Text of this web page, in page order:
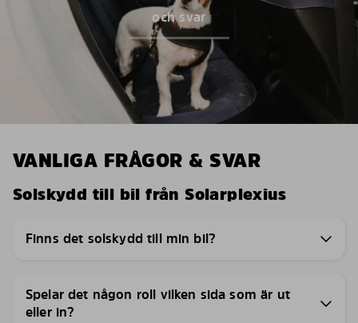
och svar
VANLIGA FRÅGOR & SVAR
Solskydd till bil från Solarplexius
Finns det solskydd till min bil?
Spelar det någon roll vilken sida som är ut
eller in?